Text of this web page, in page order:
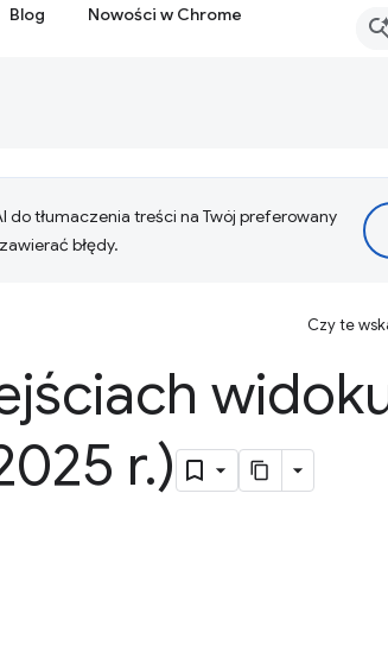
Blog Nowości w Chrome
do tłumaczenia treści na Twój preferowany
błędy.
Czy te
r.)